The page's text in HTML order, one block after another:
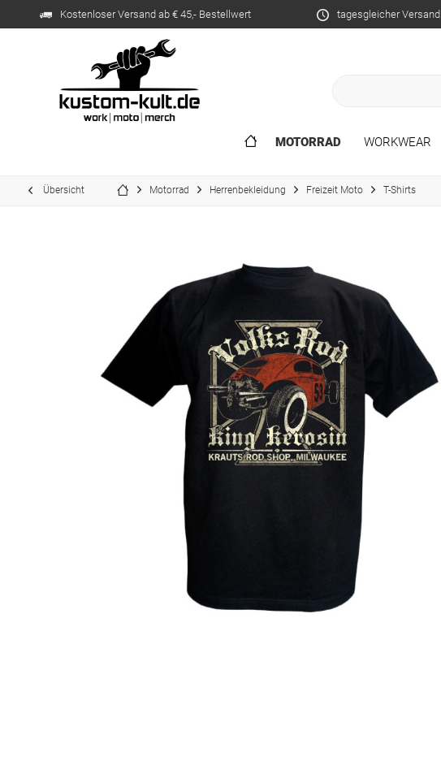
Kostenloser Versand ab € 45,- Bestellwert tagesgleicher
MOTORRAD WORKWEAR
Übersicht Motorrad Herrenbekleidung Freizeit Moto T-Shirts